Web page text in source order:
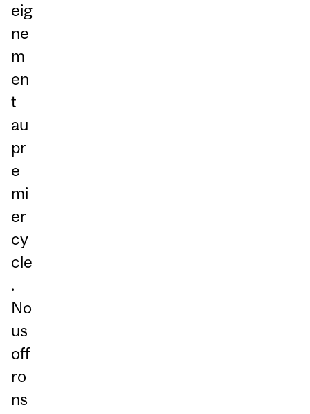
eig
ne
m
en
t
au
pr
e
mi
er
cy
cle
.
No
us
off
ro
ns